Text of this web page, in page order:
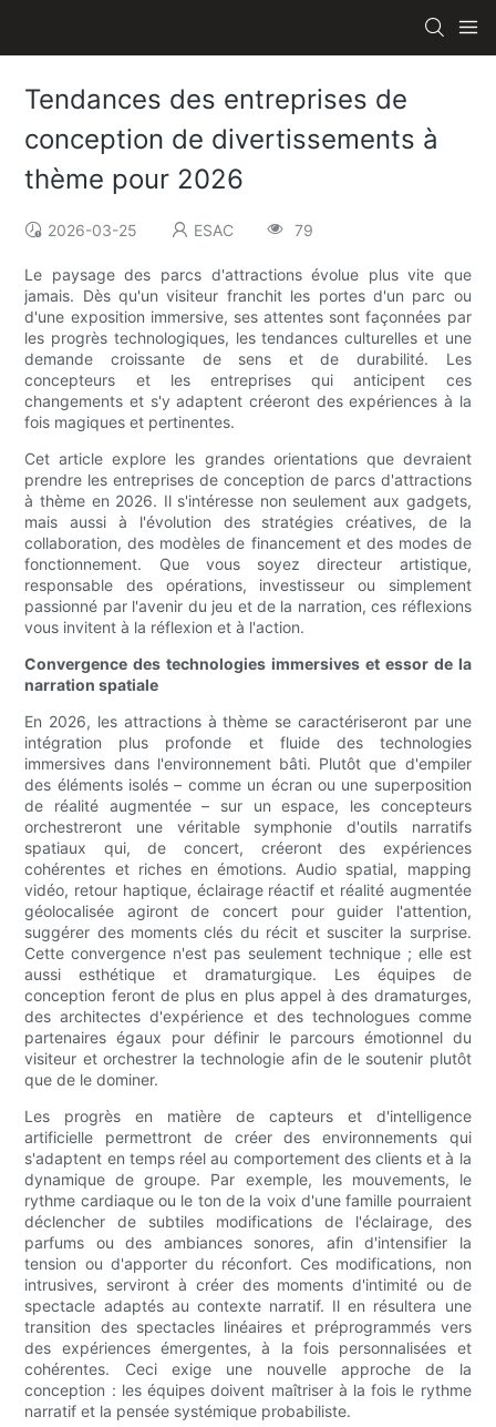
Tendances des entreprises de
conception de divertissements à
thème pour 2026
2026-03-25 ESAC 79
Le paysage des parcs d'attractions évolue plus vite que
jamais. Dès qu'un visiteur franchit les portes d'un parc ou
d'une exposition immersive, ses attentes sont façonnées par
les progrès technologiques, les tendances culturelles et une
demande croissante de sens et de durabilité. Les
concepteurs et les entreprises qui anticipent ces
changements et s'y adaptent créeront des expériences à la
fois magiques et pertinentes.
Cet article explore les grandes orientations que devraient
prendre les entreprises de conception de parcs d'attractions
à thème en 2026. Il s'intéresse non seulement aux gadgets,
mais aussi à l'évolution des stratégies créatives, de la
collaboration, des modèles de financement et des modes de
fonctionnement. Que vous soyez directeur artistique,
responsable des opérations, investisseur ou simplement
passionné par l'avenir du jeu et de la narration, ces réflexions
vous invitent à la réflexion et à l'action.
Convergence des technologies immersives et essor de la
narration spatiale
En 2026, les attractions à thème se caractériseront par une
intégration plus profonde et fluide des technologies
immersives dans l'environnement bâti. Plutôt que d'empiler
des éléments isolés – comme un écran ou une superposition
de réalité augmentée – sur un espace, les concepteurs
orchestreront une véritable symphonie d'outils narratifs
spatiaux qui, de concert, créeront des expériences
cohérentes et riches en émotions. Audio spatial, mapping
vidéo, retour haptique, éclairage réactif et réalité augmentée
géolocalisée agiront de concert pour guider l'attention,
suggérer des moments clés du récit et susciter la surprise.
Cette convergence n'est pas seulement technique ; elle est
aussi esthétique et dramaturgique. Les équipes de
conception feront de plus en plus appel à des dramaturges,
des architectes d'expérience et des technologues comme
partenaires égaux pour définir le parcours émotionnel du
visiteur et orchestrer la technologie afin de le soutenir plutôt
que de le dominer.
Les progrès en matière de capteurs et d'intelligence
artificielle permettront de créer des environnements qui
s'adaptent en temps réel au comportement des clients et à la
dynamique de groupe. Par exemple, les mouvements, le
rythme cardiaque ou le ton de la voix d'une famille pourraient
déclencher de subtiles modifications de l'éclairage, des
parfums ou des ambiances sonores, afin d'intensifier la
tension ou d'apporter du réconfort. Ces modifications, non
intrusives, serviront à créer des moments d'intimité ou de
spectacle adaptés au contexte narratif. Il en résultera une
transition des spectacles linéaires et préprogrammés vers
des expériences émergentes, à la fois personnalisées et
cohérentes. Ceci exige une nouvelle approche de la
conception : les équipes doivent maîtriser à la fois le rythme
narratif et la pensée systémique probabiliste.